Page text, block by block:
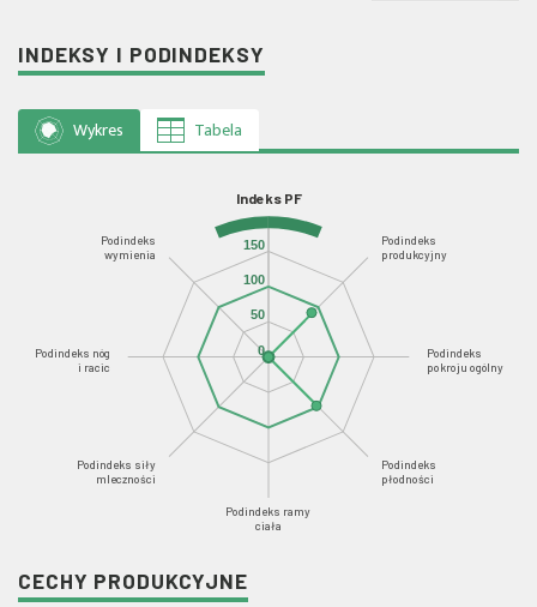
INDEKSY I PODINDEKSY
Wykres Tabela
Indeks PF
Podindeks
produkcyjny
Podindeks
pokroju ogólny
Podindeks
płodności
Podindeks ramy
ciała
Podindeks siły
mleczności
Podindeks nóg
i racic
Podindeks
wymienia
0
50
100
150
CECHY PRODUKCYJNE